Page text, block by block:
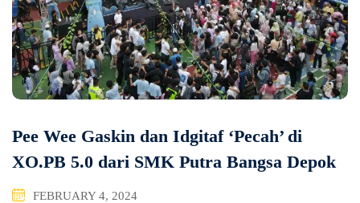
Pee Wee Gaskin dan Idgitaf ‘Pecah’ di
XO.PB 5.0 dari SMK Putra Bangsa Depok
FEBRUARY 4, 2024